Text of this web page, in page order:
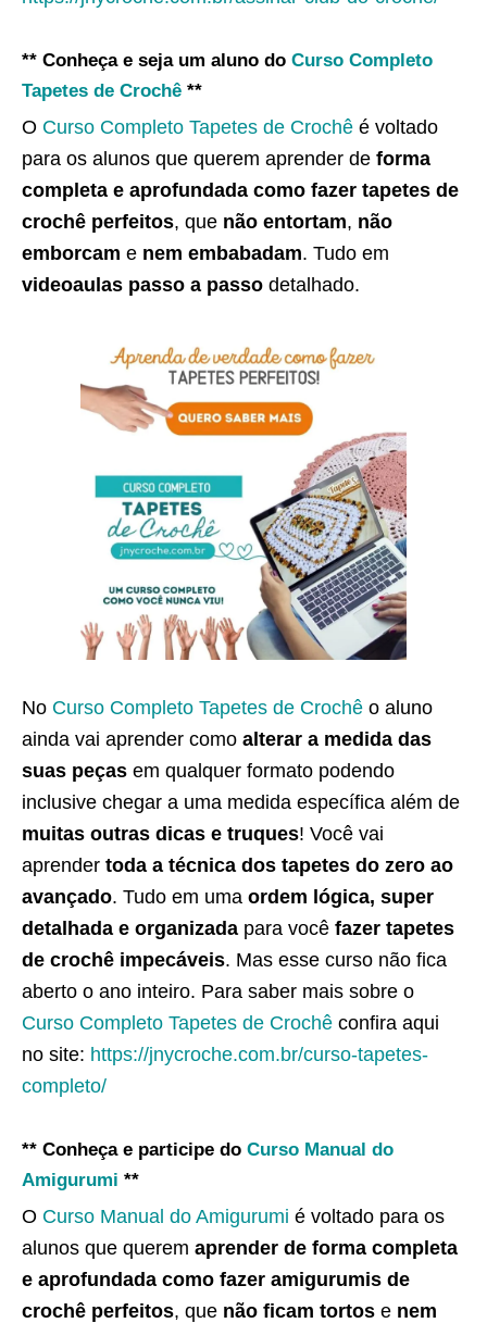
** Conheça e seja um aluno do Curso Completo
Tapetes de Crochê **
O Curso Completo Tapetes de Crochê é voltado
para os alunos que querem aprender de forma
completa e aprofundada como fazer tapetes de
crochê perfeitos, que não entortam, não
emborcam e nem embabadam. Tudo em
videoaulas passo a passo detalhado.
No Curso Completo Tapetes de Crochê o aluno
ainda vai aprender como alterar a medida das
suas peças em qualquer formato podendo
inclusive chegar a uma medida específica além de
muitas outras dicas e truques! Você vai
aprender toda a técnica dos tapetes do zero ao
avançado. Tudo em uma ordem lógica, super
detalhada e organizada para você fazer tapetes
de crochê impecáveis. Mas esse curso não fica
aberto o ano inteiro. Para saber mais sobre o
Curso Completo Tapetes de Crochê confira aqui
no site: https://jnycroche.com.br/curso-tapetes-
completo/
** Conheça e participe do Curso Manual do
Amigurumi **
O Curso Manual do Amigurumi é voltado para os
alunos que querem aprender de forma completa
e aprofundada como fazer amigurumis de
crochê perfeitos, que não ficam tortos e nem